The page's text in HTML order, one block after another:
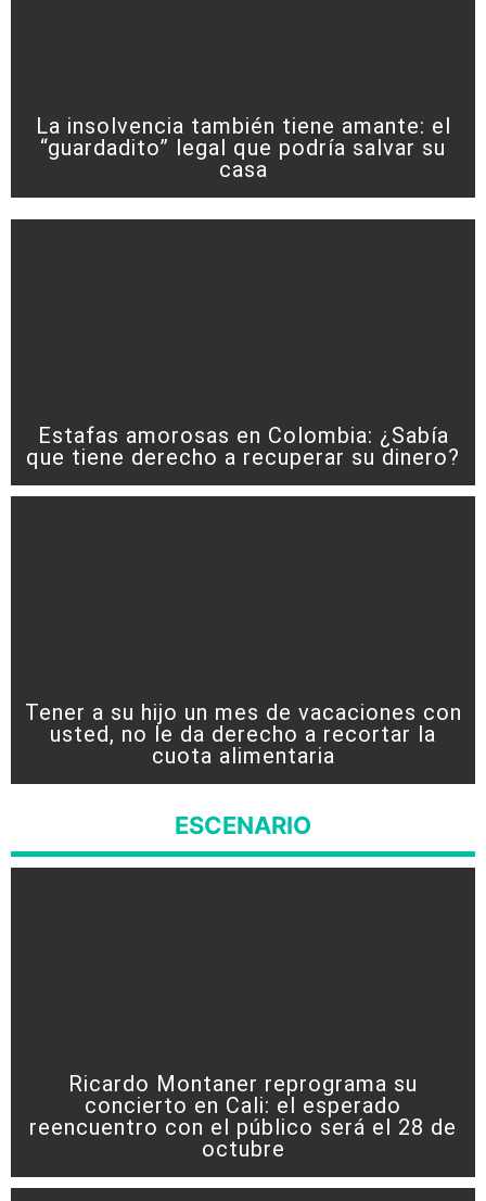
La insolvencia también tiene amante: el
“guardadito” legal que podría salvar su
casa
Estafas amorosas en Colombia: ¿Sabía
que tiene derecho a recuperar su dinero?
Tener a su hijo un mes de vacaciones con
usted, no le da derecho a recortar la
cuota alimentaria
ESCENARIO
Ricardo Montaner reprograma su
concierto en Cali: el esperado
reencuentro con el público será el 28 de
octubre